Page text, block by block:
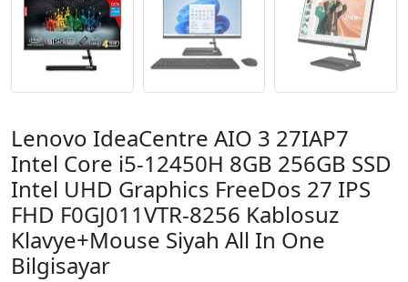
Lenovo IdeaCentre AIO 3 27IAP7
Intel Core i5-12450H 8GB 256GB SSD
Intel UHD Graphics FreeDos 27 IPS
FHD F0GJ011VTR-8256 Kablosuz
Klavye+Mouse Siyah All In One
Bilgisayar